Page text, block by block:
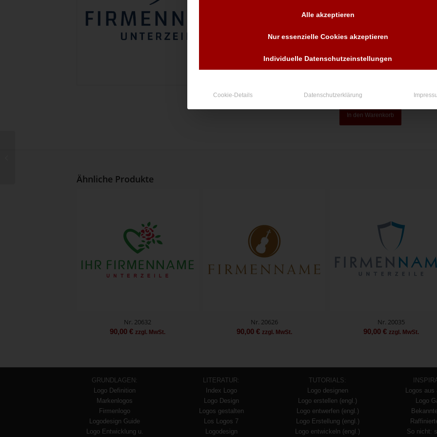
In den Warenkorb
Ähnliche Produkte
Nr. 20632
90,00 € zzgl. MwSt.
Nr. 20626
90,00 € zzgl. MwSt.
Nr. 20035
90,00 € zzgl. MwSt.
GRUNDLAGEN:
Logo Definition
Markenlogos
Firmenlogo
Logodesign Guide
Logo Entwicklung u.
LITERATUR:
Index Logo
Logo Design
Logos gestalten
Los Logos 7
Logodesign
TUTORIALS:
Logo designen
Logo erstellen (engl.)
Logo entwerfen (engl.)
Logo Erstellung (engl.)
Logo entwickeln (engl.)
Logos aus
Logo
So nicht:
Alle akzeptieren
Nur essenzielle Cookies akzeptieren
Individuelle Datenschutzeinstellungen
Cookie-Details Datenschutzerklärung